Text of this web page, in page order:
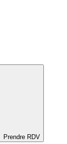
Prendre RDV